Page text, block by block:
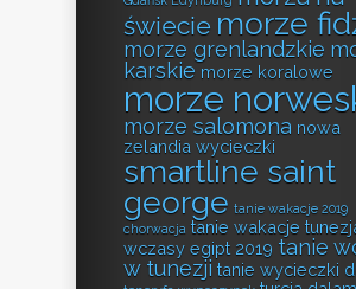
świecie morze
morze grenlandzkie
karskie morze koralowe
morze
morze salomona nowa
zelandia wycieczki
smartline saint
george tanie wakacje 2019
chorwacja tanie wakacje
wczasy egipt 2019 tanie
w tunezji tanie wycieczki